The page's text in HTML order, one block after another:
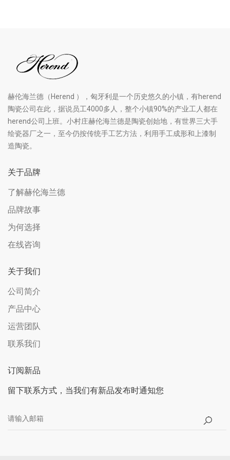
赫伦海兰德（Herend ），匈牙利是一个历史悠久的小镇，有herend
陶瓷公司在此，据说员工4000多人，整个小镇90%的产业工人都在
herend公司上班。小村庄赫伦海兰德是陶瓷创始地，有世界三大手
绘瓷器厂之一，至今仍按传统手工艺方法，利用手工成形和上漆制
造陶瓷。
关于品牌
了解赫伦海兰德
品牌故事
为何选择
在线咨询
关于我们
公司简介
产品中心
运营团队
联系我们
订阅新品
留下联系方式，当我们有新品发布时通知您